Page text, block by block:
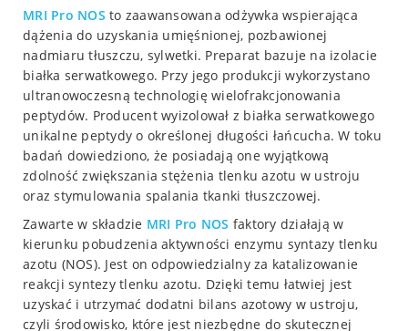
MRI Pro NOS to zaawansowana odżywka wspierająca
dążenia do uzyskania umięśnionej, pozbawionej
nadmiaru tłuszczu, sylwetki. Preparat bazuje na izolacie
białka serwatkowego. Przy jego produkcji wykorzystano
ultranowoczesną technologię wielofrakcjonowania
peptydów. Producent wyizolował z białka serwatkowego
unikalne peptydy o określonej długości łańcucha. W toku
badań dowiedziono, że posiadają one wyjątkową
zdolność zwiększania stężenia tlenku azotu w ustroju
oraz stymulowania spalania tkanki tłuszczowej.
Zawarte w składzie MRI Pro NOS faktory działają w
kierunku pobudzenia aktywności enzymu syntazy tlenku
azotu (NOS). Jest on odpowiedzialny za katalizowanie
reakcji syntezy tlenku azotu. Dzięki temu łatwiej jest
uzyskać i utrzymać dodatni bilans azotowy w ustroju,
czyli środowisko, które jest niezbędne do skutecznej